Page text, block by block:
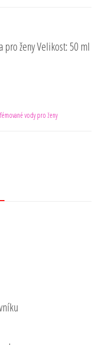
pro ženy Velikost: 50 ml
vody pro ženy